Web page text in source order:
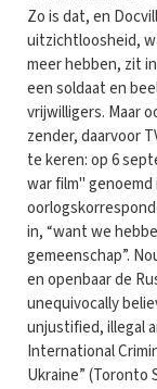
Zo is dat, en
uitzichtloosheid,
meer hebben, zit
een soldaat en
vrijwilligers. Maar
zender, daarvoor
te keren: op 6
war film"
in, “want we
gemeenschap”.
en openbaar de
unequivocally
unjustified, illegal
International
Ukraine” (Toronto